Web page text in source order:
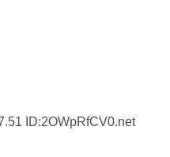
ID:2OWpRfCV0.net